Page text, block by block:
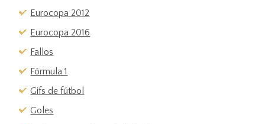
Eurocopa 2012
Eurocopa 2016
Fallos
Fórmula 1
Gifs de fútbol
Goles